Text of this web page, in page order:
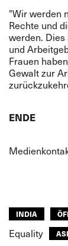
"Wir werden
Rechte und
werden.
und
Frauen
Gewalt zur
ENDE
INDIA
Equality